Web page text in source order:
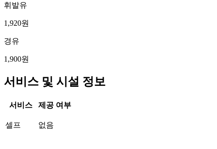
휘발유
1,920원
경유
1,900원
서비스 및 시설 정보
서비스 제공 여부
셀프 없음